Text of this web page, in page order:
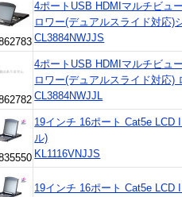
4ポートUSB HDMIマルチビュ
ロワー(デュアルスライド対応)
CL3884NWJJS
4ポートUSB HDMIマルチビュ
ロワー(デュアルスライド対応)
CL3884NWJJL
19インチ 16ポート Cat5e LCD
ル)
KL1116VNJJS
19インチ 16ポート Cat5e LCD